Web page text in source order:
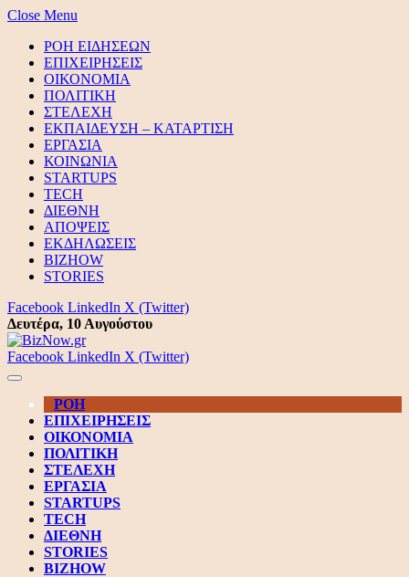
Close Menu
ΡΟΗ ΕΙΔΗΣΕΩΝ
ΕΠΙΧΕΙΡΗΣΕΙΣ
ΟΙΚΟΝΟΜΙΑ
ΠΟΛΙΤΙΚΗ
ΣΤΕΛΕΧΗ
ΕΚΠΑΙΔΕΥΣΗ – ΚΑΤΑΡΤΙΣΗ
ΕΡΓΑΣΙΑ
ΚΟΙΝΩΝΙΑ
STARTUPS
TECH
ΔΙΕΘΝΗ
ΑΠΟΨΕΙΣ
ΕΚΔΗΛΩΣΕΙΣ
BIZHOW
STORIES
Facebook LinkedIn X (Twitter)
Δευτέρα, 10 Αυγούστου
Facebook LinkedIn X (Twitter)
ΡΟΗ
ΕΠΙΧΕΙΡΗΣΕΙΣ
ΟΙΚΟΝΟΜΙΑ
ΠΟΛΙΤΙΚΗ
ΣΤΕΛΕΧΗ
ΕΡΓΑΣΙΑ
STARTUPS
TECH
ΔΙΕΘΝΗ
STORIES
BIZHOW